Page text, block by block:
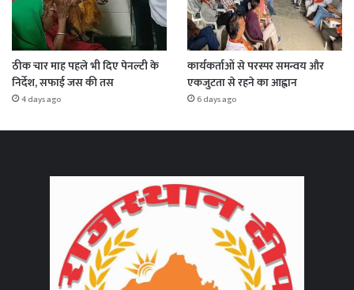
ठीक चार माह पहले भी दिए पेनल्टी के
निर्देश, सफाई जस की तस
4 days ago
कार्यकर्ताओं से परस्पर समन्वय और
एकजुटता से रहने का आह्वान
6 days ago